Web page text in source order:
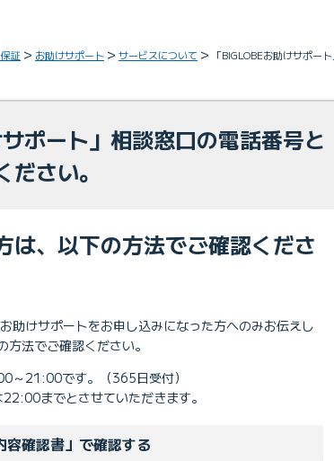
証 お助けサポート サービスについて 「BIGLOBEお助けサポー
ポート」相談窓口の電話番号と
さい。
は、以下の方法でご確認くださ
助けサポートをお申し込みになった方へのみお伝えし
法でご確認ください。
～21:00です。（365日受付）
までとさせていただきます。
容確認書」で確認する